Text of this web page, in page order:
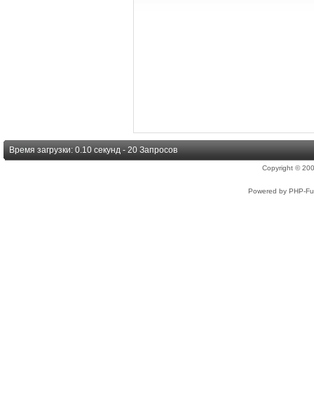
Время загрузки: 0.10 секунд - 20 Запросов
Copyright ©
Powered by PHP-